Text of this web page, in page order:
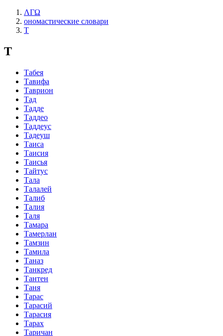
ΛΓΩ
ономастические словари
Т
Т
Табея
Тавифа
Таврион
Тад
Тадде
Таддео
Таддеус
Тадеуш
Таиса
Таисия
Таисья
Тайтус
Тала
Талалей
Талиб
Талия
Таля
Тамара
Тамерлан
Тамзин
Тамила
Таназ
Танкред
Тантен
Таня
Тарас
Тарасий
Тарасия
Тарах
Таричан